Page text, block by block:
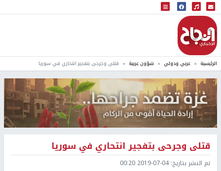
البث المباشر
إذاعة النجاح
الرئيسية عربي ودولي شؤون عربية قتلى وجرحى بتفجير انتحاري في سوريا
قتلى وجرحى بتفجير انتحاري في سوريا
تم النشر بتاريخ:2019-07-04 00:20